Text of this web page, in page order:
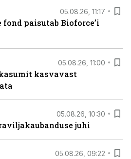
05.08.26, 11:17
paisutab Bioforce’i
05.08.26, 11:00
kasvavast
05.08.26, 10:30
juhi
05.08.26, 09:22